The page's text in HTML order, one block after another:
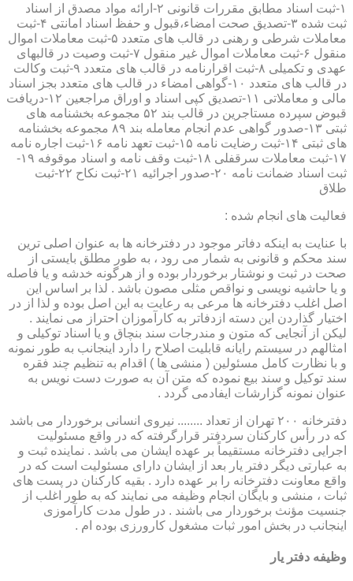
۱-ثبت اسناد مطابق مقررات قانونی ۲-ارائه مواد مصدق از اسناد
ثبت شده ۳-تصدیق صحت امضاء،قبول و حفظ اسناد امانتی ۴-ثبت
معاملات شرطی و رهنی در قالب های متعدد ۵-ثبت معاملات اموال
منقول ۶-ثبت معاملات اموال غیر منقول ۷-ثبت وصیت در قالبهای
عهدی و تکمیلی ۸-ثبت اقرارنامه در قالب های متعدد ۹-ثبت وکالت
در قالب های متعدد ۱۰-گواهی امضاء در قالب های متعدد بجز اسناد
مالی و معاملاتی ۱۱-تصدیق کپی اسناد و اوراق مراجعین ۱۲-دریافت
قبوض سپرده مستاجرین در قالب بند ۵۲ مجموعه بخشنامه های
ثبتی ۱۳-صدور گواهی عدم انجام معامله بند ۸۹ مجموعه بخشنامه
های ثبتی ۱۴-ثبت رضایت نامه ۱۵-ثبت تعهد نامه ۱۶-ثبت اجاره نامه
۱۷-ثبت معاملات سرقفلی ۱۸-ثبت وقف نامه و اسناد موقوفه ۱۹-
ثبت اسناد ضمانت نامه ۲۰-صدور اجرائیه ۲۱-ثبت نکاح ۲۲-ثبت
طلاق
فعالیت های انجام شده :
با عنایت به اینکه دفاتر موجود در دفترخانه ها به عنوان اصلی ترین
سند محکم و قانونی به شمار می رود ، به طور مطلق بایستی از
صحت در ثبت و نوشتار برخوردار بوده و از هرگونه خدشه و یا فاصله
و یا حاشیه نویسی و نواقص مثلی مصون باشد . لذا بر اساس این
اصل اغلب دفترخانه ها مرعی به رعایت به این اصل بوده و لذا از در
اختیار گذاردن این دسته ازدفاتر به کارآموزان احتراز می نمایند .
لیکن از آنجایی که متون و مندرجات سند بنچاق و یا اسناد توکیلی و
امثالهم در سیستم رایانه قابلیت اصلاح را دارد اینجانب به طور نمونه
و با نظارت کامل مسئولین ( منشی ها ) اقدام به تنظیم چند فقره
سند توکیل و سند بیع نموده که متن آن به صورت دست نویس به
عنوان نمونه گزارشات ایفادمی گردد .
دفترخانه ۲۰۰ تهران از تعداد ........ نیروی انسانی برخوردار می باشد
که در رأس کارکنان سردفتر قرارگرفته که در واقع مسئولیت
اجرایی دفترخانه مستقیماً بر عهده ایشان می باشد . نماینده ثبت و
به عبارتی دیگر دفتر یار بعد از ایشان دارای مسئولیت است که در
واقع معاونت دفترخانه را بر عهده دارد . بقیه کارکنان در پست های
ثبات ، منشی و بایگان انجام وظیفه می نمایند که به طور اغلب از
جنسیت مؤنث برخوردار می باشند . در طول مدت کارآموزی
اینجانب در بخش امور ثبات مشغول کارورزی بوده ام .
وظیفه دفتر یار